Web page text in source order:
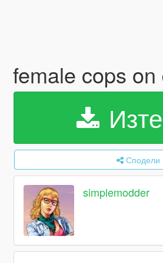
female cops on
Сподели
simplemodder